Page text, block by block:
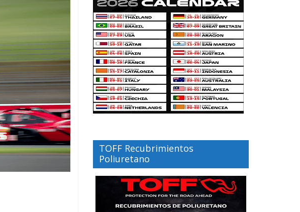
TOFF Recubrimientos
Poliuretano